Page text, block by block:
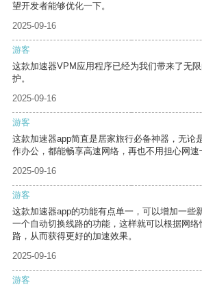
望开发者能够优化一下。
2025-09-16
游客
这款加速器VPM应用程序已经为我们带来了无
护。
2025-09-16
游客
这款加速器app简直是居家旅行必备神器，无论
作办公，都能畅享高速网络，再也不用担心网速
2025-09-16
游客
这款加速器app的功能有点单一，可以增加一些
一个自动切换线路的功能，这样就可以根据网
路，从而获得更好的加速效果。
2025-09-16
游客